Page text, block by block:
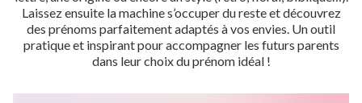
Laissez ensuite la machine s’occuper du reste et découvrez
des prénoms parfaitement adaptés à vos envies. Un outil
pratique et inspirant pour accompagner les futurs parents
dans leur choix du prénom idéal !